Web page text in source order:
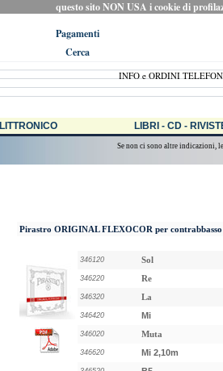
questo sito NON USA i cookie di
Pagamenti
Cerca
INFO e ORDINI
LITTRONICO LIBRI - CD -
Se non ci sono altre indicazioni,
Pirastro ORIGINAL FLEXOCOR per
346120 Sol
346220 Re
346320 La
346420 Mi
346020 Muta
346620 Mi 2,10m